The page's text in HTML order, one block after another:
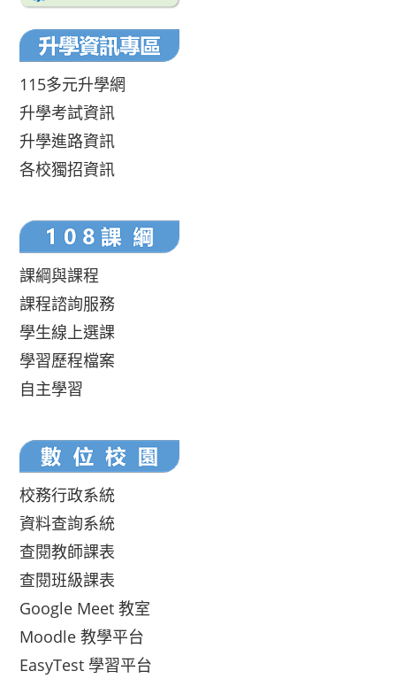
115多元升學網
升學考試資訊
升學進路資訊
各校獨招資訊
課綱與課程
課程諮詢服務
學生線上選課
學習歷程檔案
自主學習
校務行政系統
資料查詢系統
查閱教師課表
查閱班級課表
Google Meet 教室
Moodle 教學平台
EasyTest 學習平台